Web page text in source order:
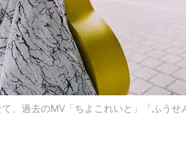
、過去のMV「ちよこれいと」「ふう